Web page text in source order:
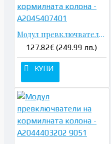
Модул превключватели на кормилната колона - A2045407401
127.82€ (249.99 лв.)
КУПИ